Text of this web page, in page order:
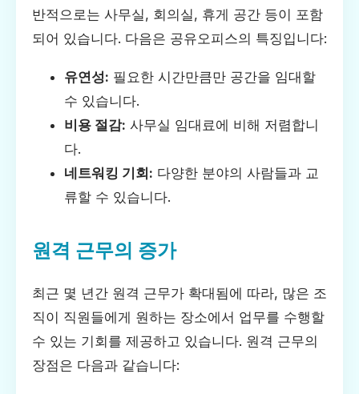
반적으로는 사무실, 회의실, 휴게 공간 등이 포함
되어 있습니다. 다음은 공유오피스의 특징입니다:
유연성: 필요한 시간만큼만 공간을 임대할
수 있습니다.
비용 절감: 사무실 임대료에 비해 저렴합니
다.
네트워킹 기회: 다양한 분야의 사람들과 교
류할 수 있습니다.
원격 근무의 증가
최근 몇 년간 원격 근무가 확대됨에 따라, 많은 조
직이 직원들에게 원하는 장소에서 업무를 수행할
수 있는 기회를 제공하고 있습니다. 원격 근무의
장점은 다음과 같습니다: